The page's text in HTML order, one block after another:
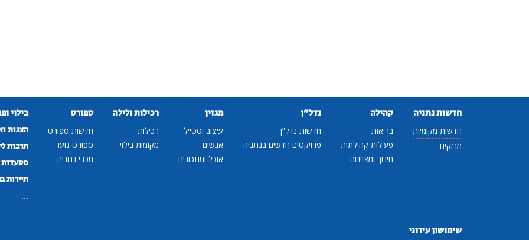
חדשות נתניה
חדשות מקומיות
מבזקים
קהילה
בריאות
פעילות קהילתית
חינוך ומצוינות
נדל"ן
חדשות נדל"ן
פרויקטים חדשים בנתניה
מגזין
עיצוב וסטייל
אנשים
אוכל ומתכונים
רכילות ולילה
רכילות
מקומות בילוי
ספורט
חדשות ספורט
ספורט נוער
מכבי נתניה
בילוי
הצגות
תרבות
מסעדות
תיירות
שימושון עירוני